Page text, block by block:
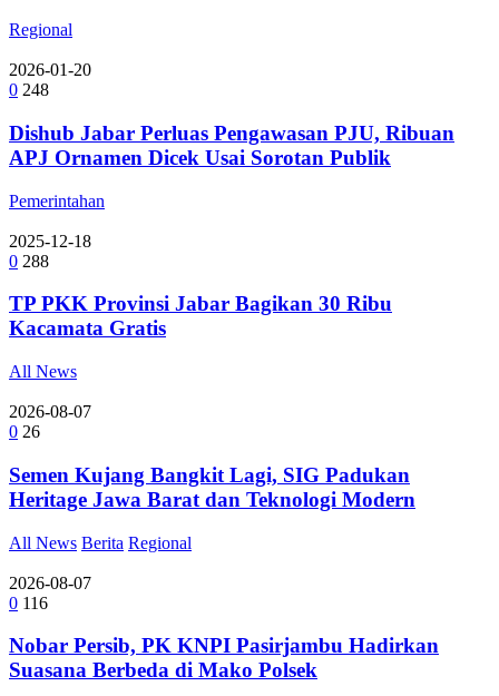
Regional
2026-01-20
0 248
Dishub Jabar Perluas Pengawasan PJU, Ribuan
APJ Ornamen Dicek Usai Sorotan Publik
Pemerintahan
2025-12-18
0 288
TP PKK Provinsi Jabar Bagikan 30 Ribu
Kacamata Gratis
All News
2026-08-07
0 26
Semen Kujang Bangkit Lagi, SIG Padukan
Heritage Jawa Barat dan Teknologi Modern
All News Berita Regional
2026-08-07
0 116
Nobar Persib, PK KNPI Pasirjambu Hadirkan
Suasana Berbeda di Mako Polsek